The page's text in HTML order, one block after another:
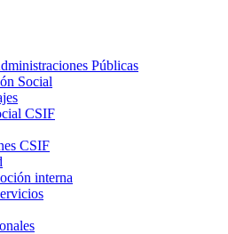
Públicas
Social
CSIF
CSIF
interna